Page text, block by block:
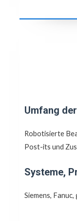
Umfang
Robotisierte
Post-its und
Systeme,
Siemens,